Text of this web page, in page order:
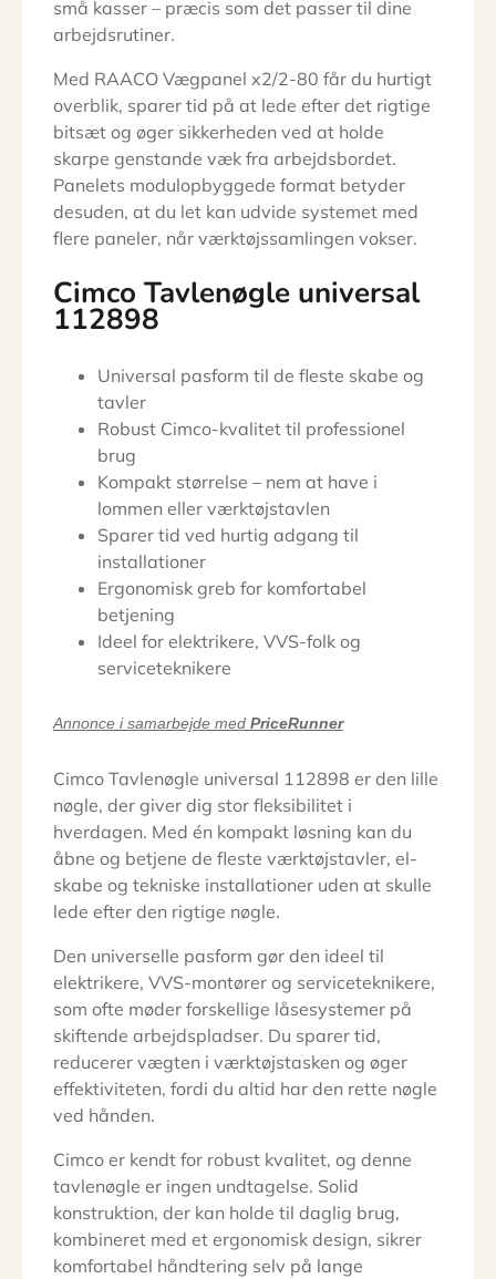
små kasser – præcis som det passer til dine
arbejdsrutiner.
Med RAACO Vægpanel x2/2-80 får du hurtigt
overblik, sparer tid på at lede efter det rigtige
bitsæt og øger sikkerheden ved at holde
skarpe genstande væk fra arbejdsbordet.
Panelets modulopbyggede format betyder
desuden, at du let kan udvide systemet med
flere paneler, når værktøjssamlingen vokser.
Cimco Tavlenøgle universal
112898
Universal pasform til de fleste skabe og
tavler
Robust Cimco-kvalitet til professionel
brug
Kompakt størrelse – nem at have i
lommen eller værktøjstavlen
Sparer tid ved hurtig adgang til
installationer
Ergonomisk greb for komfortabel
betjening
Ideel for elektrikere, VVS-folk og
serviceteknikere
Annonce i samarbejde med PriceRunner
Cimco Tavlenøgle universal 112898 er den lille
nøgle, der giver dig stor fleksibilitet i
hverdagen. Med én kompakt løsning kan du
åbne og betjene de fleste værktøjstavler, el-
skabe og tekniske installationer uden at skulle
lede efter den rigtige nøgle.
Den universelle pasform gør den ideel til
elektrikere, VVS-montører og serviceteknikere,
som ofte møder forskellige låsesystemer på
skiftende arbejdspladser. Du sparer tid,
reducerer vægten i værktøjstasken og øger
effektiviteten, fordi du altid har den rette nøgle
ved hånden.
Cimco er kendt for robust kvalitet, og denne
tavlenøgle er ingen undtagelse. Solid
konstruktion, der kan holde til daglig brug,
kombineret med et ergonomisk design, sikrer
komfortabel håndtering selv på lange